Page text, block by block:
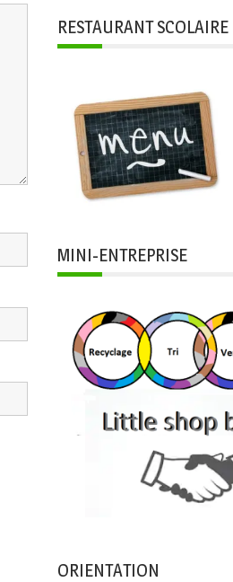
RESTAURANT SCOLAIRE
MINI-ENTREPRISE
ORIENTATION